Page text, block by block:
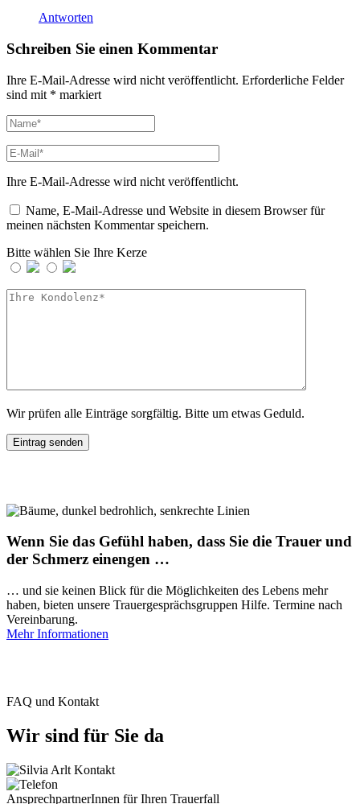
Antworten
Schreiben Sie einen Kommentar
Ihre E-Mail-Adresse wird nicht veröffentlicht. Erforderliche Felder
sind mit * markiert
Ihre E-Mail-Adresse wird nicht veröffentlicht.
Name, E-Mail-Adresse und Website in diesem Browser für
meinen nächsten Kommentar speichern.
Bitte wählen Sie Ihre Kerze
Wir prüfen alle Einträge sorgfältig. Bitte um etwas Geduld.
Wenn Sie das Gefühl haben, dass Sie die Trauer und
der Schmerz einengen …
… und sie keinen Blick für die Möglichkeiten des Lebens mehr
haben, bieten unsere Trauergesprächsgruppen Hilfe. Termine nach
Vereinbarung.
Mehr Informationen
FAQ und Kontakt
Wir sind für Sie da
AnsprechpartnerInnen für Ihren Trauerfall